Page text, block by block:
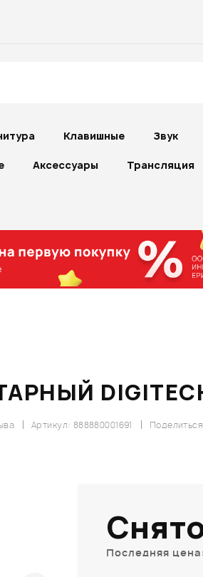
Клавишные Звук
Аксессуары Трансляция
Поделиться
Артикул: 888880001691
Последняя